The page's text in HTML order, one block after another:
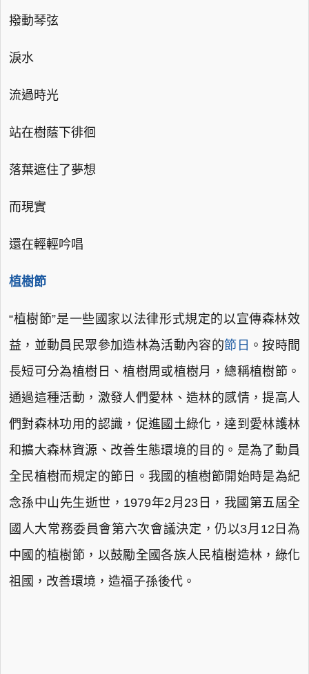
撥動琴弦
淚水
流過時光
站在樹蔭下徘徊
落葉遮住了夢想
而現實
還在輕輕吟唱
植樹節
“植樹節”是一些國家以法律形式規定的以宣傳森林效
益，並動員民眾參加造林為活動內容的節日 。按時間
長短可分為植樹日、植樹周或植樹月，總稱植樹節。
通過這種活動，激發人們愛林、造林的感情，提高人
們對森林功用的認識，促進國土綠化，達到愛林護林
和擴大森林資源、改善生態環境的目的。是為了動員
全民植樹而規定的節日。我國的植樹節開始時是為紀
念孫中山先生逝世，1979年2月23日，我國第五屆全
國人大常務委員會第六次會議決定，仍以3月12日為
中國的植樹節，以鼓勵全國各族人民植樹造林，綠化
祖國，改善環境，造福子孫後代。